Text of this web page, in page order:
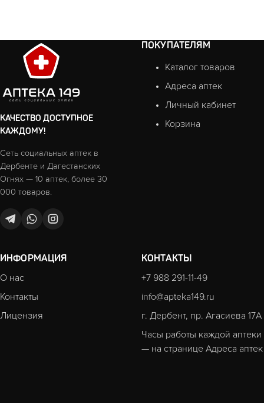
КАЧЕСТВО ДОСТУПНОЕ
КАЖДОМУ!
Сеть социальных аптек в
Дербенте и Дагестанских
Огнях — 10 аптек, более 30
000 товаров.
ПОКУПАТЕЛЯМ
Каталог товаров
Адреса аптек
Личный кабинет
Корзина
ИНФОРМАЦИЯ
О нас
Контакты
Лицензия
КОНТАКТЫ
+7 988 291-11-49
info@apteka149.ru
г. Дербент, пр. Агасиева 17А
Часы работы каждой аптеки
— на странице Адреса аптек